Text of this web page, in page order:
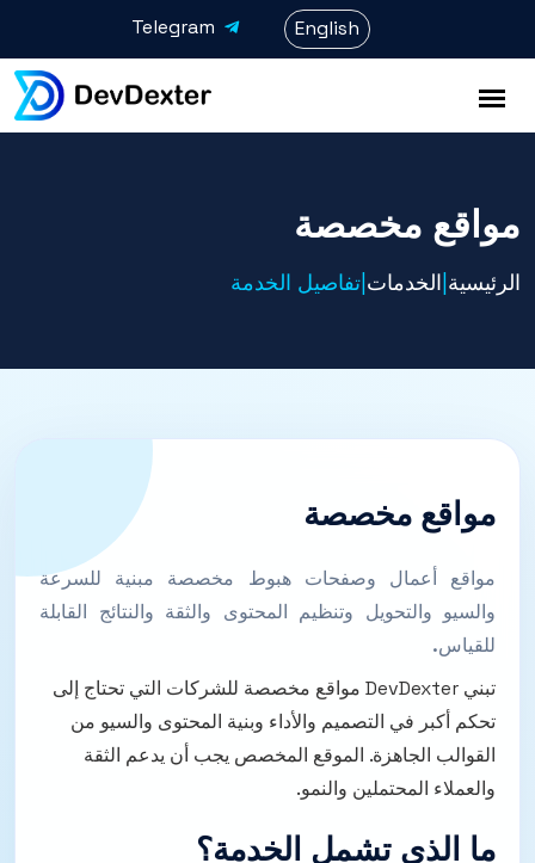
English
Telegram
مواقع مخصصة
الرئيسية الخدمات تفاصيل الخدمة
مواقع مخصصة
مواقع أعمال وصفحات هبوط مخصصة مبنية للسرعة
والسيو والتحويل وتنظيم المحتوى والثقة والنتائج القابلة
للقياس.
تبني DevDexter مواقع مخصصة للشركات التي تحتاج إلى
تحكم أكبر في التصميم والأداء وبنية المحتوى والسيو من
القوالب الجاهزة. الموقع المخصص يجب أن يدعم الثقة
والعملاء المحتملين والنمو.
ما الذي تشمل الخدمة؟